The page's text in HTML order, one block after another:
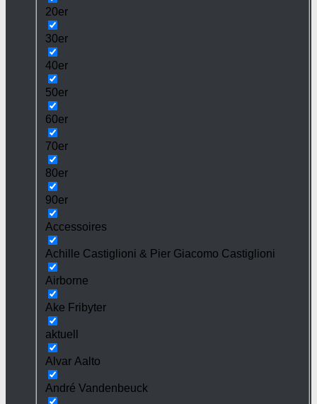
20er
30er
40er
50er
60er
70er
80er
90er
Accessoires
Achille Castiglioni & Pier Giacomo Castiglioni
Airborne
Ake Fribyter
aktuell
Alvar Aalto
André Vandenbeuck